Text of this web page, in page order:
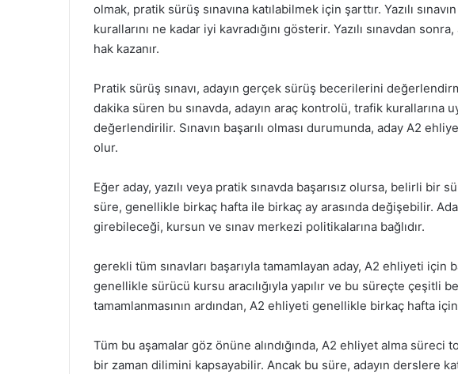
olmak, pratik sürüş sınavına katılabilmek için şarttır. Yazılı
kurallarını ne kadar iyi kavradığını gösterir. Yazılı sınavdan
hak kazanır.
Pratik sürüş sınavı, adayın gerçek sürüş becerilerini
dakika süren bu sınavda, adayın araç kontrolü, trafik kurallarına
değerlendirilir. Sınavın başarılı olması durumunda, aday A2
olur.
Eğer aday, yazılı veya pratik sınavda başarısız olursa, belirli bir
süre, genellikle birkaç hafta ile birkaç ay arasında değişebilir.
girebileceği, kursun ve sınav merkezi politikalarına bağlıdır.
gerekli tüm sınavları başarıyla tamamlayan aday, A2 ehliyeti
genellikle sürücü kursu aracılığıyla yapılır ve bu süreçte çeşitli
tamamlanmasının ardından, A2 ehliyeti genellikle birkaç hafta
Tüm bu aşamalar göz önüne alındığında, A2 ehliyet alma süreci
bir zaman dilimini kapsayabilir. Ancak bu süre, adayın derslere